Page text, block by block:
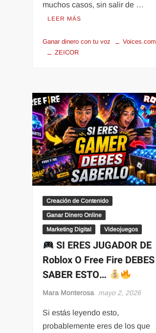
muchos casos, sin salir de …
LEER MÁS
Ganar dinero con tu voz
Voices.com
ZEICOR
Creación de Contenido
Ganar Dinero Online
Marketing Digital Videojuegos
SI ERES JUGADOR DE
Roblox O Free Fire DEBES
SABER ESTO…
Mara Monterosa mayo 2, 2026
Si estás leyendo esto,
probablemente eres de los que